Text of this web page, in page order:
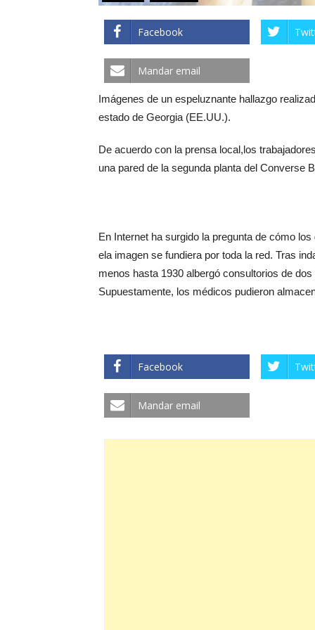
Facebook
Mandar email
Imágenes de un espeluznante hallazgo
estado de Georgia (EE.UU.).
De acuerdo con la prensa local,los
una pared de la segunda planta del Converse
En Internet ha surgido la pregunta de cómo
ela imagen se fundiera por toda la red. Tras
menos hasta 1930 albergó consultorios de
Supuestamente, los médicos pudieron
Facebook
Mandar email